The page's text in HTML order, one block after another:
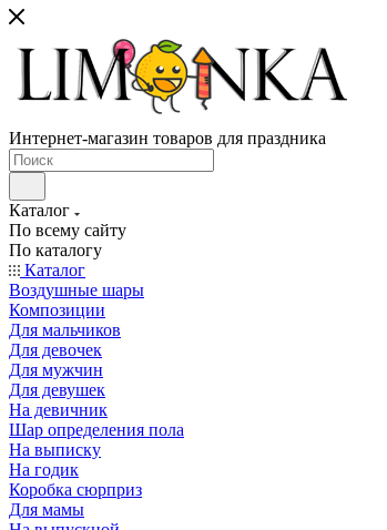
Интернет-магазин товаров для праздника
Каталог
По всему сайту
По каталогу
Каталог
Воздушные шары
Композиции
Для мальчиков
Для девочек
Для мужчин
Для девушек
На девичник
Шар определения пола
На выписку
На годик
Коробка сюрприз
Для мамы